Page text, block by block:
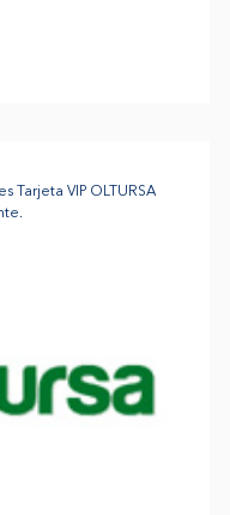
Tarjeta VIP OLTURSA